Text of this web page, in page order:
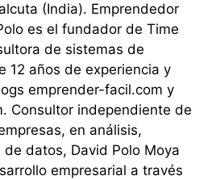
(India). Emprendedor
es el fundador de Time
de sistemas de
12 años de experiencia y
emprender-facil.com y
Consultor independiente de
en análisis,
datos, David Polo Moya
empresarial a través